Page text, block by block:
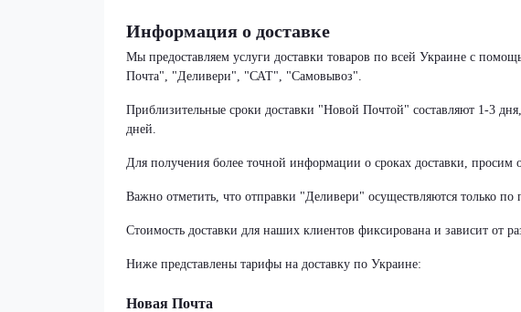
Информация о доставке
Мы предоставляем услуги доставки товаров по всей Украине с
Почта", "Деливери", "САТ", "Самовывоз".
Приблизительные сроки доставки "Новой Почтой" составляют 1-3
дней.
Для получения более точной информации о сроках доставки,
Важно отметить, что отправки "Деливери" осуществляются только по
Стоимость доставки для наших клиентов фиксирована и зависит от
Ниже представлены тарифы на доставку по Украине:
Новая Почта